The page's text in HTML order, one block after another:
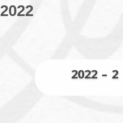
2022